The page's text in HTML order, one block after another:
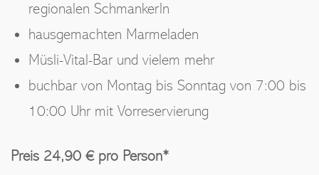
regionalen Schmankerln
hausgemachten Marmeladen
Müsli-Vital-Bar und vielem mehr
buchbar von Montag bis Sonntag von 7:00 bis
10:00 Uhr mit Vorreservierung
Preis 24,90 € pro Person*